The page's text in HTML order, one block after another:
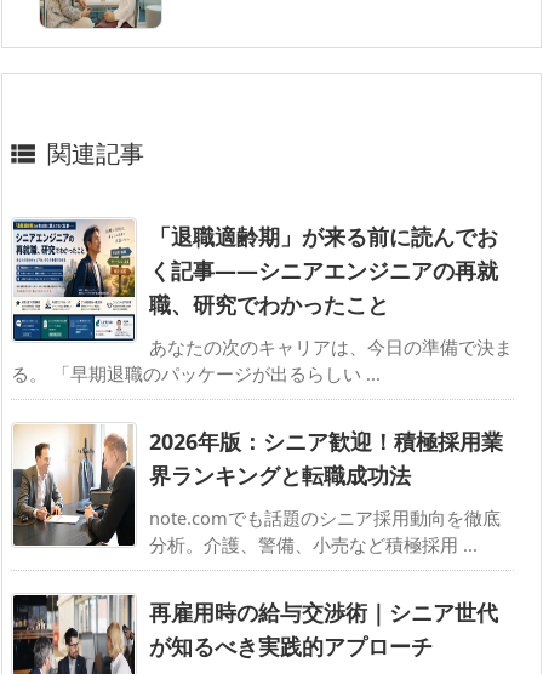
 関連記事
「退職適齢期」が来る前に読んでお
く記事——シニアエンジニアの再就
職、研究でわかったこと
あなたの次のキャリアは、今日の準備で決ま
る。 「早期退職のパッケージが出るらしい ...
2026年版：シニア歓迎！積極採用業
界ランキングと転職成功法
note.comでも話題のシニア採用動向を徹底
分析。介護、警備、小売など積極採用 ...
再雇用時の給与交渉術｜シニア世代
が知るべき実践的アプローチ